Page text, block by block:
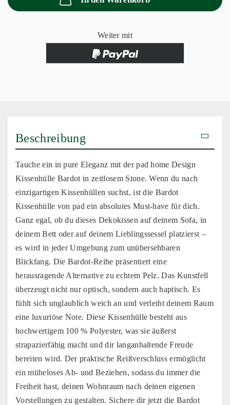
Weiter mit
Beschreibung
Tauche ein in pure Eleganz mit der pad home Design
Kissenhülle Bardot in zeitlosem Stone. Wenn du nach
einzigartigen Kissenhüllen suchst, ist die Bardot
Kissenhülle von pad ein absolutes Must-have für dich.
Ganz egal, ob du dieses Dekokissen auf deinem Sofa, in
deinem Bett oder auf deinem Lieblingssessel platzierst –
es wird in jeder Umgebung zum unübersehbaren
Blickfang. Die Bardot-Reihe präsentiert eine
herausragende Alternative zu echtem Pelz. Das Kunstfell
überzeugt nicht nur optisch, sondern auch haptisch. Es
fühlt sich unglaublich weich an und verleiht deinem Raum
eine luxuriöse Note. Diese Kissenhülle besteht aus
hochwertigem 100 % Polyester, was sie äußerst
strapazierfähig macht und dir langanhaltende Freude
bereiten wird. Der praktische Reißverschluss ermöglicht
ein müheloses Ab- und Beziehen, sodass du immer die
Freiheit hast, deinen Wohnraum nach deinen eigenen
Vorstellungen zu gestalten. Sichere dir jetzt die Bardot